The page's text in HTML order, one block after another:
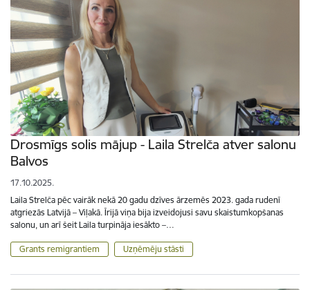
Drosmīgs solis mājup - Laila Strelča atver salonu
Balvos
17.10.2025.
Laila Strelča pēc vairāk nekā 20 gadu dzīves ārzemēs 2023. gada rudenī
atgriezās Latvijā – Viļakā. Īrijā viņa bija izveidojusi savu skaistumkopšanas
salonu, un arī šeit Laila turpināja iesākto –…
Grants remigrantiem Uzņēmēju stāsti